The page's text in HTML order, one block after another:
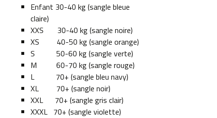
Enfant 30-40 kg (sangle bleue
claire)
XXS 30-40 kg (sangle noire)
XS 40-50 kg (sangle orange)
S 50-60 kg (sangle verte)
M 60-70 kg (sangle rouge)
L 70+ (sangle bleu navy)
XL 70+ (sangle noir)
XXL 70+ (sangle gris clair)
XXXL 70+ (sangle violette)